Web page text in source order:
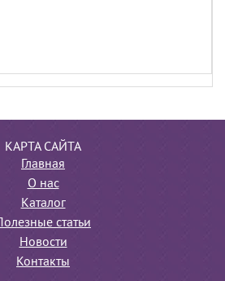
КАРТА САЙТА
Главная
О нас
Каталог
Полезные статьи
Новости
Контакты